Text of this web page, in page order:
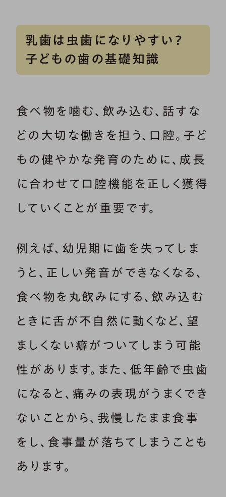
乳歯は虫歯になりやすい？
子どもの歯の基礎知識
食べ物を噛む、飲み込む、話すな
どの大切な働きを担う、口腔。子ど
もの健やかな発育のために、成長
に合わせて口腔機能を正しく獲得
していくことが重要です。
例えば、幼児期に歯を失ってしま
うと、正しい発音ができなくなる、
食べ物を丸飲みにする、飲み込む
ときに舌が不自然に動くなど、望
ましくない癖がついてしまう可能
性があります。また、低年齢で虫歯
になると、痛みの表現がうまくでき
ないことから、我慢したまま食事
をし、食事量が落ちてしまうことも
あります。